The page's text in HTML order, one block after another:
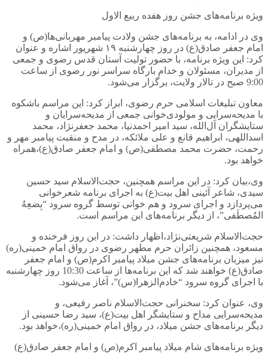
ویژه برنامه‌های جشن روز هفده ربیع الاول
وی در ادامه، به برنامه‌های جشن ولادت پیامبر مهربانی‌ها(ص) و
امام جعفر صادق(ع) در روز چهارشنبه ۱۹ شهریور اشاره و عنوان
کرد: این ویژه برنامه، با حضور تولیت آستان قدس رضوی و جمعی
از مدیران، مسئولان و خدام بارگاه سراسر نور رضوی از ساعت
9:00 صبح در تالار ولایت، برگزار می‌شود.
معاون تبلیغات اسلامی حرم رضوی، ابراز کرد: این مراسم باشکوه
با مدیحه‌سرایی و مولودی‌خوانی جمعی از مدیحه‌سرایان و
ستایشگران آل‌الله، سید امیر احمدنیا، محمد جعفرنژاد، محمد
اسداللهی، ابراهیم قانع و علی ملائکه، در مدح و منقبت پیامبر مهر و
رحمت، حضرت محمد مصطفی(ص) و امام جعفر صادق(ع)،همراه
خواهد بود.
وی،بیان کرد: در این مراسم همچنین، حجت‌الاسلام سید حسین
سیدی، شاعر آئینی اهل بیت(ع) به اجرای برنامه شعرخوانی
می‌پردازد و اجرای سرود و هم خوانی توسط گروه سرود “بِضعِهُ
المُصطَفی”، از دیگر برنامه‌های این مراسم است.
حجت‌الاسلام شریعتی‌نژاد،اظهار داشت: در این روز فرخنده و
مسعود، همچنین زائران حرم مطهر رضوی در رواق امام خمینی(ره)
نیز میزبان برنامه‌های جشن میلاد پیامبر اکرم(ص) و امام جعفر
صادق(ع) خواهند شد که این برنامه‌ها از ساعت 10:30 روز چهارشنبه
با اجرای گروه سرود “خادم‌الزهرا(س)”، آغاز می‌شود.
وی، عنوان کرد: سخنرانی حجت‌الاسلام ناصر رفیعی، و
مدیحه‌سرایی مداح و ستایشگر اهل بیت(ع)، سید رضا حسینی از
دیگر برنامه‌های جشن میلاد، در رواق امام خمینی(ره)،خواهد بود.
ویژه برنامه‌های شام میلاد پیامبر اکرم(ص) و امام جعفر صادق(ع)